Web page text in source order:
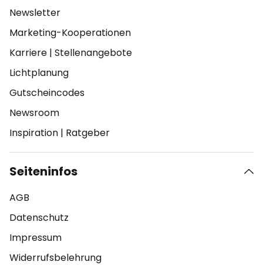
Newsletter
Marketing-Kooperationen
Karriere | Stellenangebote
Lichtplanung
Gutscheincodes
Newsroom
Inspiration | Ratgeber
Seiteninfos
AGB
Datenschutz
Impressum
Widerrufsbelehrung